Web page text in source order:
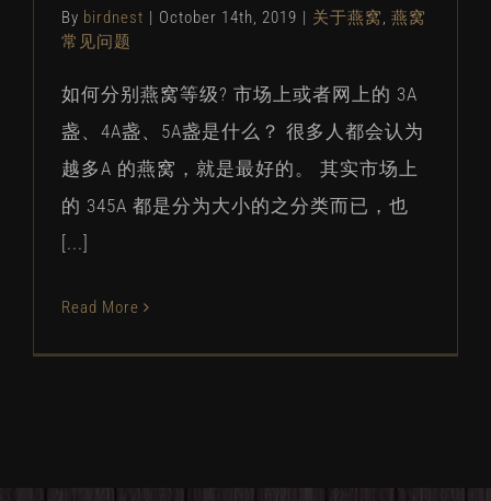
By birdnest | October 14th, 2019 | 关于燕窝 燕窝
常见问题
如何分别燕窝等级? 市场上或者网上的 3A
盏、4A盏、5A盏是什么？ 很多人都会认为
越多A 的燕窝，就是最好的。 其实市场上
的 345A 都是分为大小的之分类而已，也
[...]
Read More